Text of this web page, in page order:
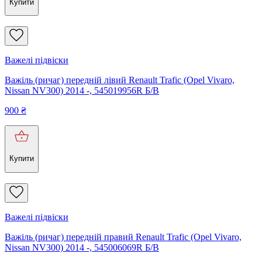
Купити
Важелі підвіски
Важіль (ричаг) передній лівий Renault Trafic (Opel Vivaro,
Nissan NV300) 2014 -, 545019956R Б/В
900 ₴
Купити
Важелі підвіски
Важіль (ричаг) передній правий Renault Trafic (Opel Vivaro,
Nissan NV300) 2014 -, 545006069R Б/В